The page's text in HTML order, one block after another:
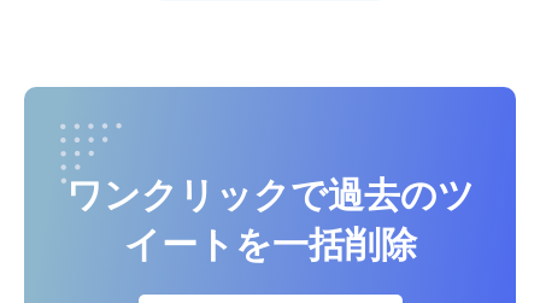
ワンクリックで過去のツ
イートを一括削除